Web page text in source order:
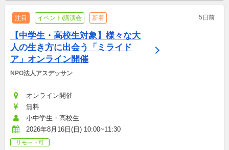
注目 イベント/講演会 新着 5日前
【中学生・高校生対象】様々な大
人の生き方に出会う「ミライド
ア」オンライン開催
NPO法人アスデッサン
オンライン開催
無料
小中学生・高校生
2026年8月16日(日) 10:00~11:30
リモート可